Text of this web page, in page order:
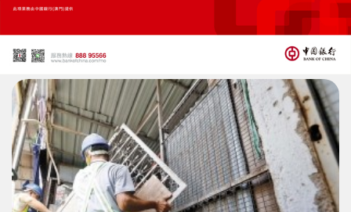
下一篇 : Bruce最後現身火葬場坐後排
相關新聞